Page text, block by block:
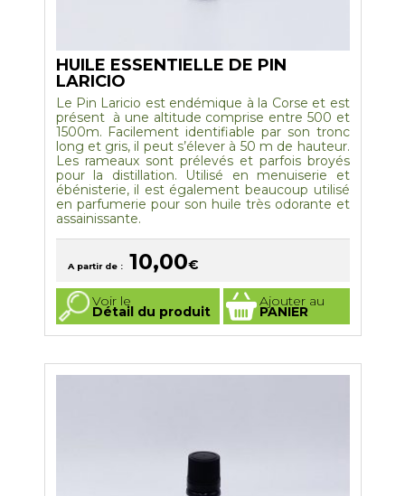
HUILE ESSENTIELLE DE PIN
LARICIO
Le Pin Laricio est endémique à la Corse et est
présent à une altitude comprise entre 500 et
1500m. Facilement identifiable par son tronc
long et gris, il peut s’élever à 50 m de hauteur.
Les rameaux sont prélevés et parfois broyés
pour la distillation. Utilisé en menuiserie et
ébénisterie, il est également beaucoup utilisé
en parfumerie pour son huile très odorante et
assainissante.
A partir de : 10,00€
Voir le
Détail du produit
Ajouter au
PANIER
Ce
produit
a
plusieurs
options